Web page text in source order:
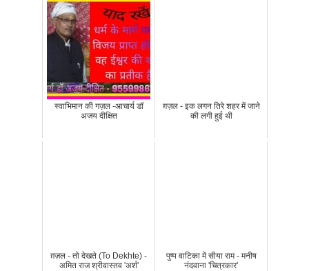
स्वाभिमान की गज़ल -आचार्य डॉ
अजय दीक्षित
ग़ज़ल - इक लगन तिरे शहर में जाने
की लगी हुई थी
ग़ज़ल - तो देखते (To Dekhte) -
अमित राज श्रीवास्तव 'अर्श'
पुष्प वाटिका में सीया राम - मनीष
नंदवाना 'चित्रकार'